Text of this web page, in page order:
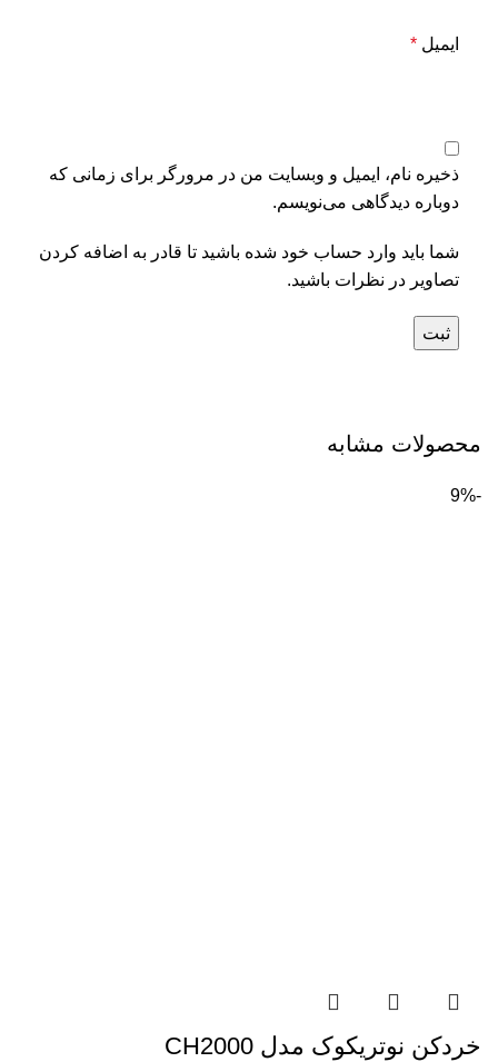
ایمیل *
ذخیره نام، ایمیل و وبسایت من در مرورگر برای زمانی که
دوباره دیدگاهی می‌نویسم.
شما باید وارد حساب خود شده باشید تا قادر به اضافه کردن
تصاویر در نظرات باشید.
محصولات مشابه
-9%
خردکن نوتریکوک مدل CH2000